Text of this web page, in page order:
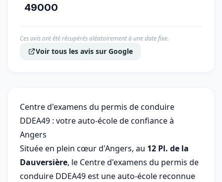
49000
Ces avis ont été récupérés aléatoirement à une date fixe.
Voir tous les avis sur Google
Centre d'examens du permis de conduire
DDEA49 : votre auto-école de confiance à
Angers
Située en plein cœur d'Angers, au 12 Pl. de la
Dauversière, le Centre d'examens du permis de
conduire DDEA49 est une auto-école reconnue